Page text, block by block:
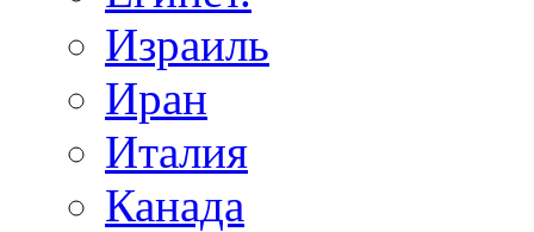
Израиль
Иран
Италия
Канада